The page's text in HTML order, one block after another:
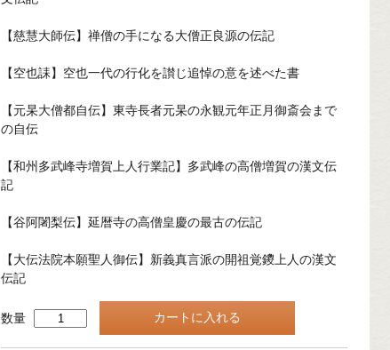
【慈慧大師伝】禅僧の手になる大僧正良源の伝記
【空也誄】空也一代の行化を讃じ追悼の意を述べた書
【元杲大僧都自伝】東寺長者元杲の永観元年正月御斎会まで
の自伝
【和州多武峰寺増賀上人行業記】多武峰の高僧増賀の漢文伝
記
【谷阿闍梨伝】延暦寺の高僧皇慶の最古の伝記
【大伝法院本願聖人御伝】新義真言派の開祖覚鑁上人の漢文
伝記
数量